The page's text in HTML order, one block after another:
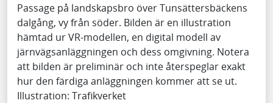
Passage på landskapsbro över Tunsättersbäckens
dalgång, vy från söder. Bilden är en illustration
hämtad ur VR-modellen, en digital modell av
järnvägsanläggningen och dess omgivning. Notera
att bilden är preliminär och inte återspeglar exakt
hur den färdiga anläggningen kommer att se ut.
Illustration: Trafikverket